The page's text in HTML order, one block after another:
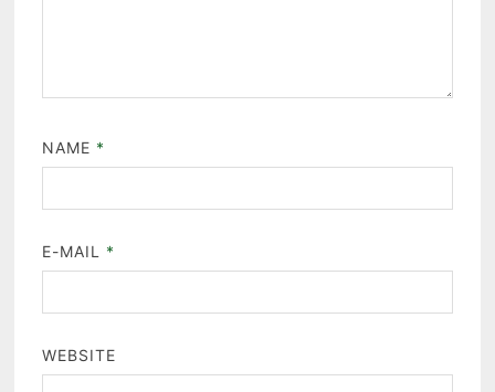
NAME *
E-MAIL *
WEBSITE